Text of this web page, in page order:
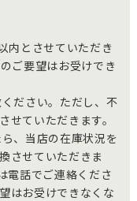
内とさせていただき
ご要望はお受けでき
ださい。ただし、不
せていただきます。
、当店の在庫状況を
させていただきま
電話でご連絡くださ
はお受けできなくな